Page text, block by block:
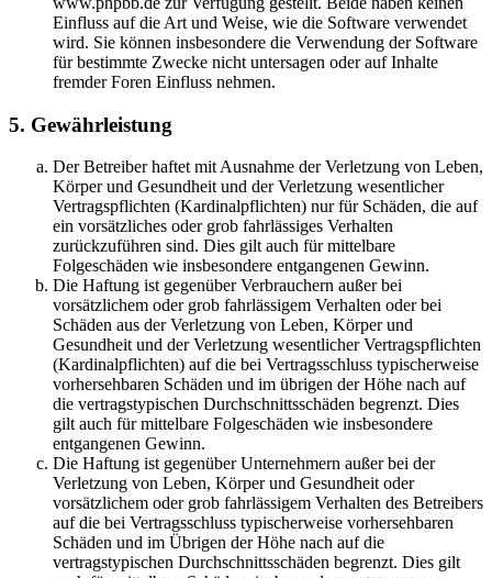
Einfluss auf die Art und Weise, wie die Software verwendet
wird. Sie können insbesondere die Verwendung der Software
für bestimmte Zwecke nicht untersagen oder auf Inhalte
fremder Foren Einfluss nehmen.
5. Gewährleistung
Der Betreiber haftet mit Ausnahme der Verletzung von Leben,
Körper und Gesundheit und der Verletzung wesentlicher
Vertragspflichten (Kardinalpflichten) nur für Schäden, die auf
ein vorsätzliches oder grob fahrlässiges Verhalten
zurückzuführen sind. Dies gilt auch für mittelbare
Folgeschäden wie insbesondere entgangenen Gewinn.
Die Haftung ist gegenüber Verbrauchern außer bei
vorsätzlichem oder grob fahrlässigem Verhalten oder bei
Schäden aus der Verletzung von Leben, Körper und
Gesundheit und der Verletzung wesentlicher Vertragspflichten
(Kardinalpflichten) auf die bei Vertragsschluss typischerweise
vorhersehbaren Schäden und im übrigen der Höhe nach auf
die vertragstypischen Durchschnittsschäden begrenzt. Dies
gilt auch für mittelbare Folgeschäden wie insbesondere
entgangenen Gewinn.
Die Haftung ist gegenüber Unternehmern außer bei der
Verletzung von Leben, Körper und Gesundheit oder
vorsätzlichem oder grob fahrlässigem Verhalten des Betreibers
auf die bei Vertragsschluss typischerweise vorhersehbaren
Schäden und im Übrigen der Höhe nach auf die
vertragstypischen Durchschnittsschäden begrenzt. Dies gilt